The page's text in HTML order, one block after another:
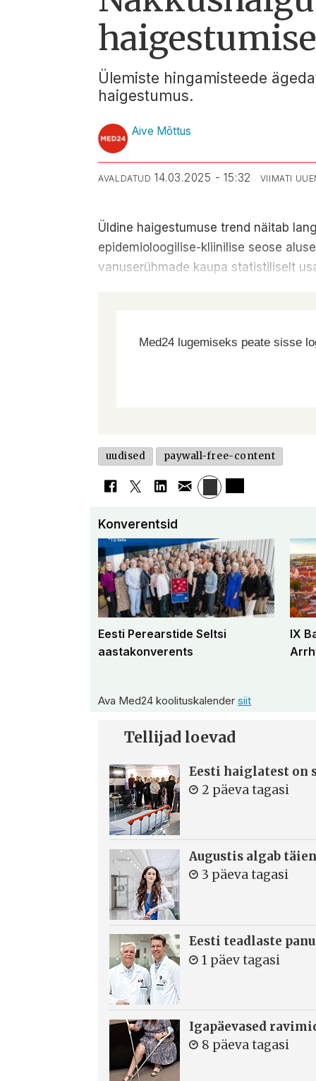
Ülemiste hingamisteede
haigestumus.
Aive Mõttus
AVALDATUD 14.03.2025 - 15:32 VIIMATI
Üldine haigestumuse trend näitab
epidemioloogilise-kliinilise seose
vanuserühmade kaupa statistiliselt
Med24 lugemiseks peate sisse
uudised paywall-free-content
Konverentsid
Eesti Perearstide Seltsi
aastakonverents
IX
Ava Med24 koolituskalendersiit
Tellijad loevad
Eesti haiglatest on
2 päeva tagasi
Augustis algab
3 päeva tagasi
Eesti teadlaste
1 päev tagasi
Igapäevased
8 päeva tagasi